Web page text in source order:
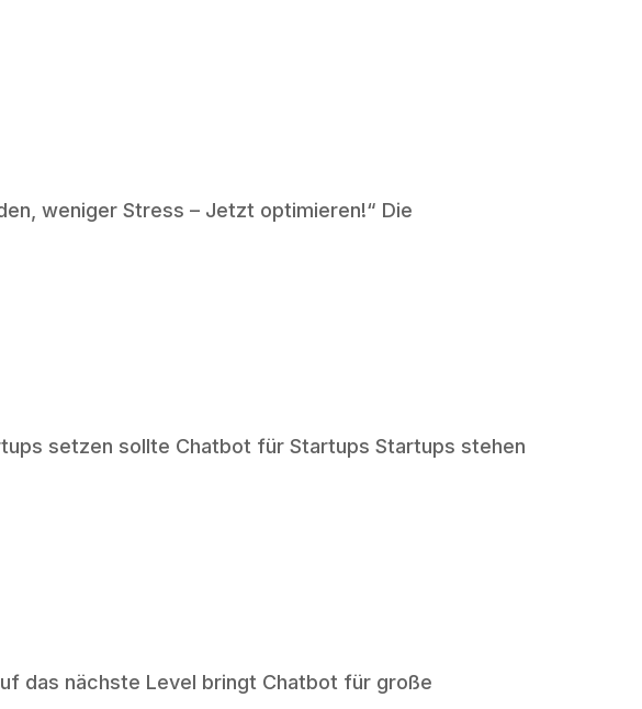
weniger Stress – Jetzt optimieren!“ Die
setzen sollte Chatbot für Startups Startups stehen
das nächste Level bringt Chatbot für große